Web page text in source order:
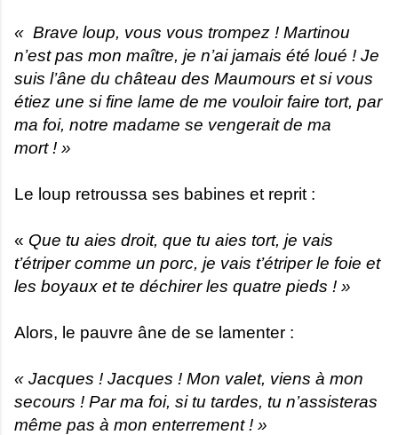
« Brave loup, vous vous trompez ! Martinou
n’est pas mon maître, je n’ai jamais été loué ! Je
suis l’âne du château des Maumours et si vous
étiez une si fine lame de me vouloir faire tort, par
ma foi, notre madame se vengerait de ma
mort ! »
Le loup retroussa ses babines et reprit :
« Que tu aies droit, que tu aies tort, je vais
t’étriper comme un porc, je vais t’étriper le foie et
les boyaux et te déchirer les quatre pieds ! »
Alors, le pauvre âne de se lamenter :
« Jacques ! Jacques ! Mon valet, viens à mon
secours ! Par ma foi, si tu tardes, tu n’assisteras
même pas à mon enterrement ! »